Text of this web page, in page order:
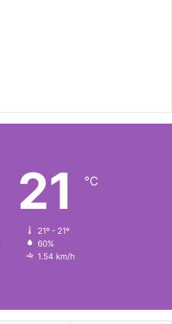
21 ℃
21º - 21º
60%
1.54 km/h